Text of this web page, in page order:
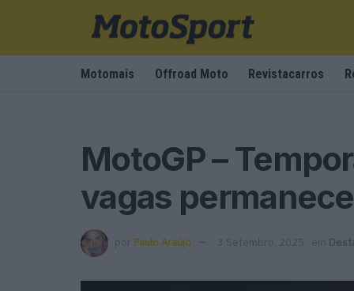
Motomais Offroad Moto Revistacarros
MotoGP –
vagas
por Paulo Araújo 3 Setembro, 2025 em